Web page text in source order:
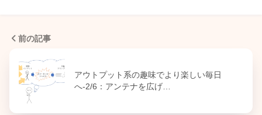
前の記事
アウトプット系の趣味でより楽しい毎日
へ-2/6：アンテナを広げ…